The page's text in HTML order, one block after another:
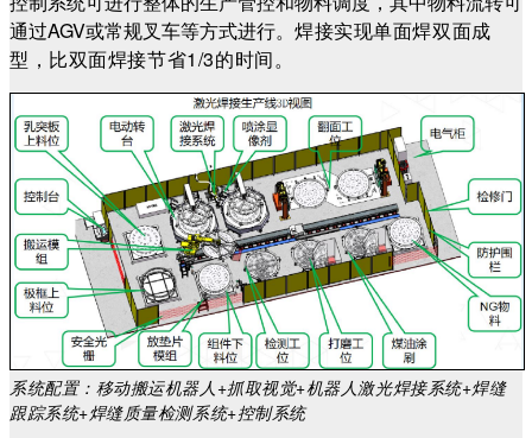
通过AGV或常规叉车等方式进行。 焊接实现单面焊双面成
型，比双面焊接节省1/3的时间。
系统配置：移动搬运机器人+抓取视觉+机器人激光焊接系统+焊缝
跟踪系统+焊缝质量检测系统+控制系统